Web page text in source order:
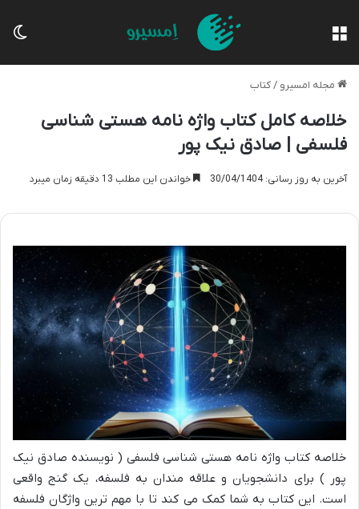
مجله امسیرو /کتاب
خلاصه کامل کتاب واژه نامه هستی شناسی
فلسفی | صادق نیک پور
آخرین به روز رسانی: 30/04/1404 خواندن این مطلب 13 دقیقه زمان میبرد
خلاصه کتاب واژه نامه هستی شناسی فلسفی ( نویسنده صادق نیک
پور ) برای دانشجویان و علاقه مندان به فلسفه، یک گنج واقعی
است. این کتاب به شما کمک می کند تا با مهم ترین واژگان فلسفه